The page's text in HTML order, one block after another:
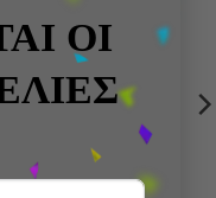
ΟΙ
ΕΞΑΝΤΛΗΜΈΝΟ